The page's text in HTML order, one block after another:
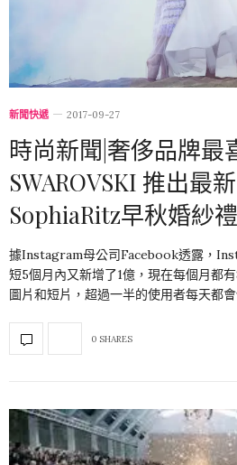
新聞快遞 2017-09-27
時尚新聞|奢侈品牌最
SWAROVSKI 推出最
SophiaRitz早秋婚紗
據Instagram母公司Facebook透露，
短5個月內又新增了1億，現在每個月都
圖片和短片，超過一半的使用者每天都
0 SHARES